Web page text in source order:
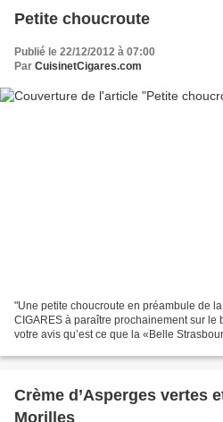
Petite choucroute
Publié le 22/12/2012 à 07:00
Par CuisinetCigares.com
"Une petite choucroute en préambule de
CIGARES à paraître prochainement sur le
votre avis qu’est ce que la «Belle
Crème d’Asperges vertes
Morilles